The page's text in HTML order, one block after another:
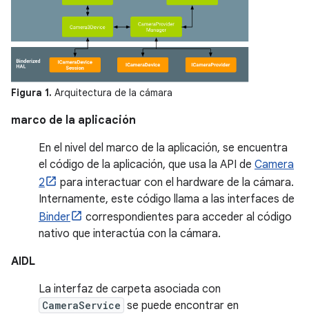
Figura 1. Arquitectura de la cámara
marco de la aplicación
En el nivel del marco de la aplicación, se encuentra
el código de la aplicación, que usa la API de Camera
2
para interactuar con el hardware de la cámara.
Internamente, este código llama a las interfaces de
Binder
correspondientes para acceder al código
nativo que interactúa con la cámara.
AIDL
La interfaz de carpeta asociada con
CameraService se puede encontrar en